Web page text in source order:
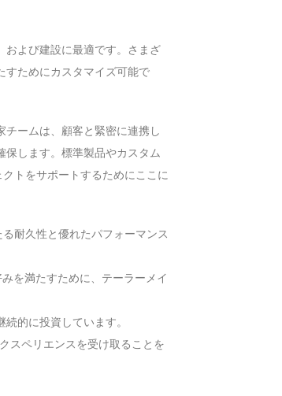
および建設に最適です。さまざ
すためにカスタマイズ可能で
ームは、顧客と緊密に連携し
します。標準製品やカスタム
トをサポートするためにここに
耐久性と優れたパフォーマンス
を満たすために、テーラーメイ
的に投資しています。
スペリエンスを受け取ることを